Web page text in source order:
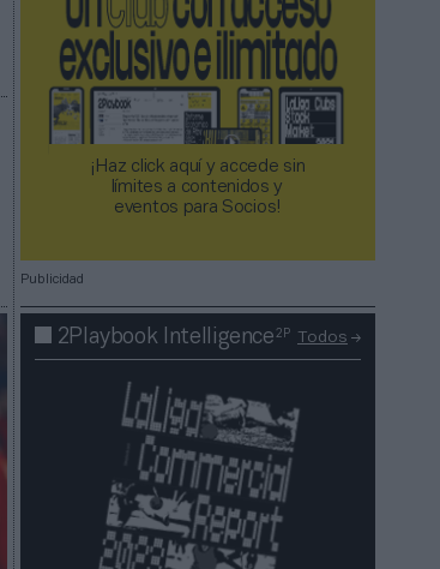
¡Haz click aquí y accede sin
límites a contenidos y
eventos para Socios!​​​​​​​
Publicidad
2Playbook Intelligence2P Todos